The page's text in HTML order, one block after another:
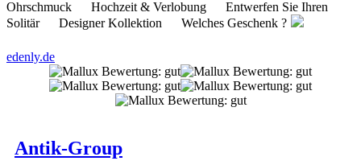
Ohrschmuck Hochzeit & Verlobung Entwerfen Sie Ihren
Solitär Designer Kollektion Welches Geschenk ?
edenly.de
Antik-Group